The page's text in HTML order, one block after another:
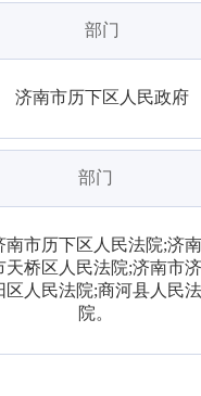
部门
济南市历下区人民政府
部门
南市历下区人民法院;济南
天桥区人民法院;济南市济
区人民法院;商河县人民法
院。